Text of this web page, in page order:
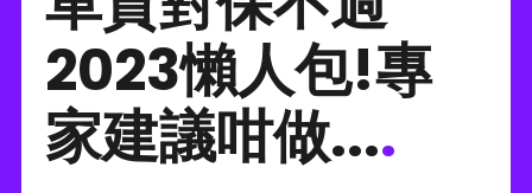
2023懶人包!專
家建議咁做....